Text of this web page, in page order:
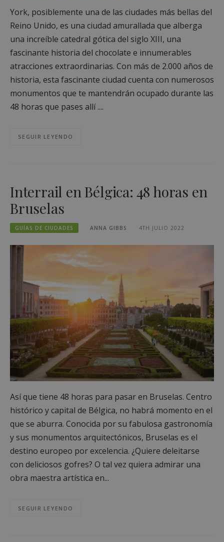
York, posiblemente una de las ciudades más bellas del
Reino Unido, es una ciudad amurallada que alberga
una increíble catedral gótica del siglo XIII, una
fascinante historia del chocolate e innumerables
atracciones extraordinarias. Con más de 2.000 años de
historia, esta fascinante ciudad cuenta con numerosos
monumentos que te mantendrán ocupado durante las
48 horas que pases allí ....
SEGUIR LEYENDO
Interrail en Bélgica: 48 horas en
Bruselas
GUÍAS DE CIUDADES ANNA GIBBS 4TH JULIO 2022
Así que tiene 48 horas para pasar en Bruselas. Centro
histórico y capital de Bélgica, no habrá momento en el
que se aburra. Conocida por su fabulosa gastronomía
y sus monumentos arquitectónicos, Bruselas es el
destino europeo por excelencia. ¿Quiere deleitarse
con deliciosos gofres? O tal vez quiera admirar una
obra maestra artística en...
SEGUIR LEYENDO